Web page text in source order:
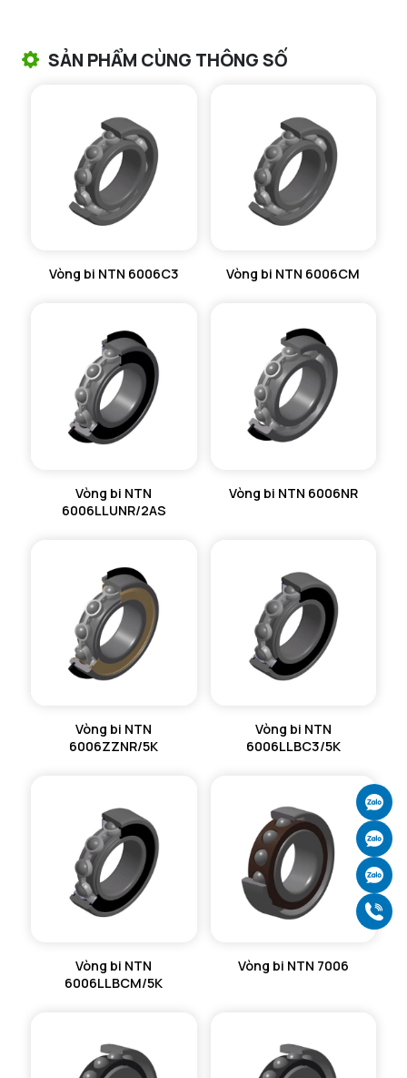
VÒNG BI KIM NTN
VÒNG BI CHẶN TRỤC NTN
VÒNG BI LĂN TRỤ ĐẨY NTN
GỐI ĐỠ 2 NỬA NTN
MÁY GIA NHIỆT NTN
SẢN PHẨM CÙNG THÔNG SỐ
Vòng bi NTN 6006C3 Vòng bi NTN 6006CM
Vòng bi NTN
6006LLUNR/2AS
Vòng bi NTN 6006NR
Vòng bi NTN
6006ZZNR/5K
Vòng bi NTN
6006LLBC3/5K
Vòng bi NTN
6006LLBCM/5K
Vòng bi NTN 7006